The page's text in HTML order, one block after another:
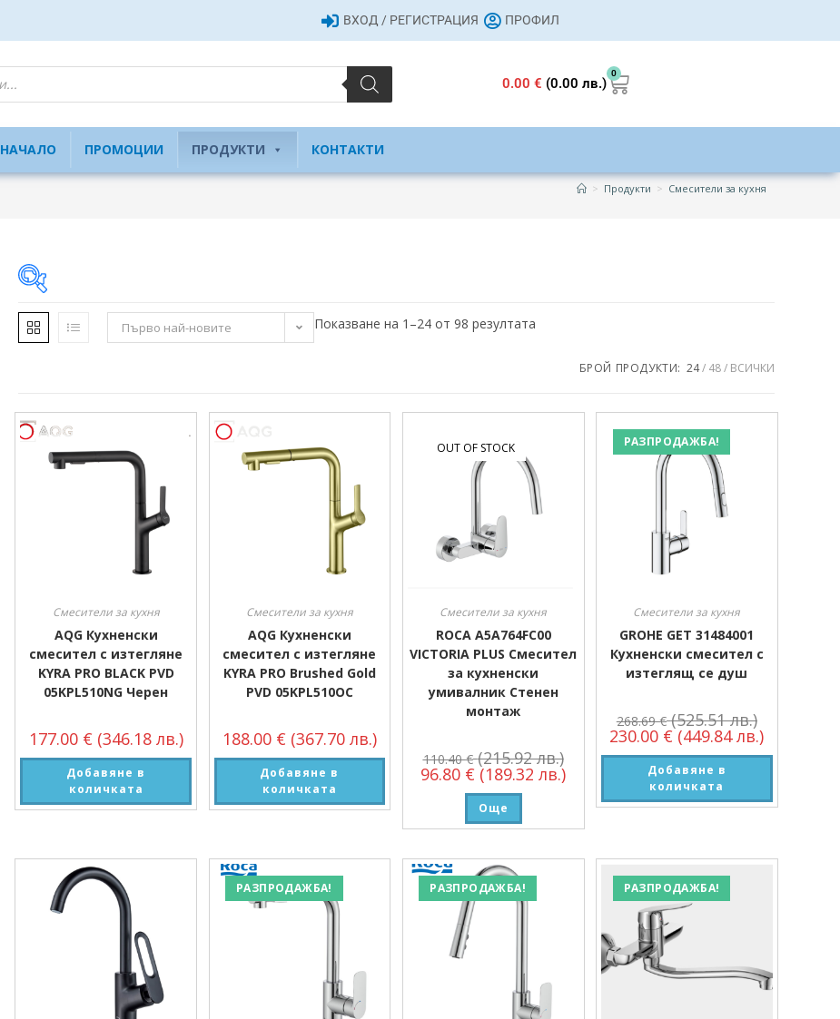
ВХОД / РЕГИСТРАЦИЯ ПРОФИЛ
0.00€ (0.00 лв.)
0
НАЧАЛО ПРОМОЦИИ ПРОДУКТИ КОНТАКТИ
> Продукти > Смесители за кухня
Производител
Производител
Първо най-новите Показване на 1–24 от 98 резултата
БРОЙ ПРОДУКТИ: 24 48 ВСИЧКИ
Смесители за кухня
AQG Кухненски
смесител с изтегляне
KYRA PRO BLACK PVD
05KPL510NG Черен
177.00 € (346.18 лв.)
Добавяне в
количката
Смесители за кухня
AQG Кухненски
смесител с изтегляне
KYRA PRO Brushed Gold
PVD 05KPL510OC
188.00 € (367.70 лв.)
Добавяне в
количката
OUT OF STOCK
Смесители за кухня
ROCA A5A764FC00
VICTORIA PLUS Смесител
за кухненски
умивалник Стенен
монтаж
110.40€ (215.92 лв.)
96.80 € (189.32 лв.)
Още
РАЗПРОДАЖБА!
Смесители за кухня
GROHE GET 31484001
Кухненски смесител с
изтеглящ се душ
268.69€ (525.51 лв.)
230.00 € (449.84 лв.)
Добавяне в
количката
РАЗПРОДАЖБА! РАЗПРОДАЖБА! РАЗПРОДАЖБА!